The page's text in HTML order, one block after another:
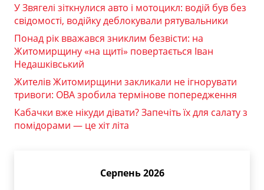
У Звягелі зіткнулися авто і мотоцикл: водій був без
свідомості, водійку деблокували рятувальники
Понад рік вважався зниклим безвісти: на
Житомирщину «на щиті» повертається Іван
Недашківський
Жителів Житомирщини закликали не ігнорувати
тривоги: ОВА зробила термінове попередження
Кабачки вже нікуди дівати? Запечіть їх для салату з
помідорами — це хіт літа
Серпень 2026